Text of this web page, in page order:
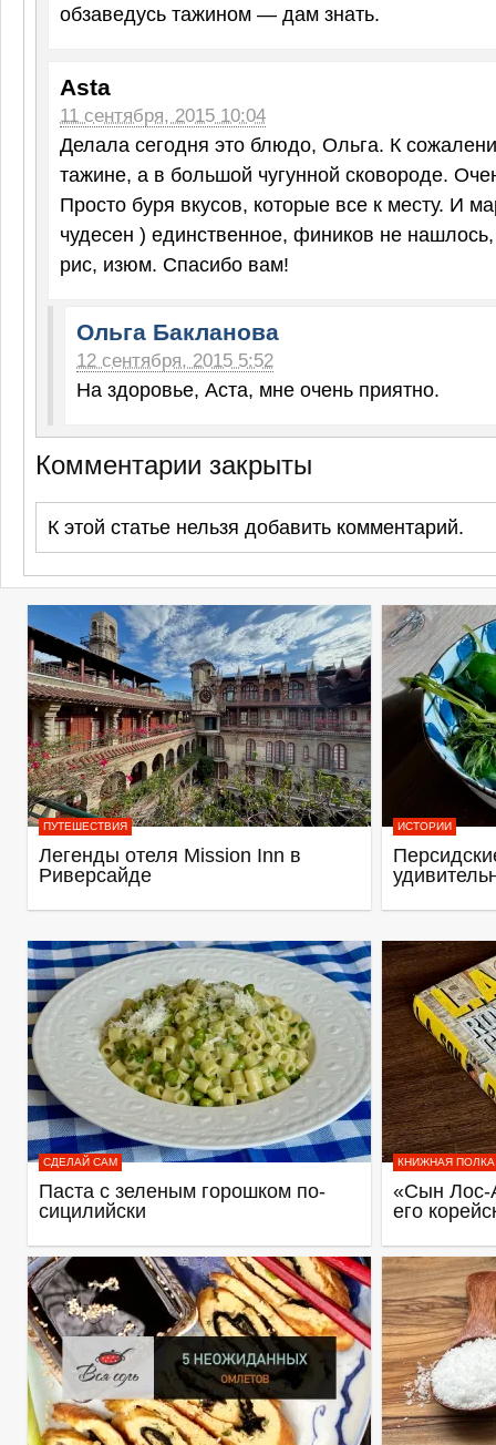
обзаведусь тажином — дам знать.
Asta
11 сентября, 2015 10:04
Делала сегодня это блюдо, Ольга. К
тажине, а в большой чугунной сковороде.
Просто буря вкусов, которые все к месту. И
чудесен ) единственное, фиников не
рис, изюм. Спасибо вам!
Ольга Бакланова
12 сентября, 2015 5:52
На здоровье, Аста, мне очень приятно.
Комментарии закрыты
К этой статье нельзя добавить комментарий.
ПУТЕШЕСТВИЯ
Легенды отеля Mission Inn в
Риверсайде
ИСТОРИИ
СДЕЛАЙ САМ
Паста с зеленым горошком по-
сицилийски
КНИЖНАЯ ПОЛКА
«Сын Лос-
его